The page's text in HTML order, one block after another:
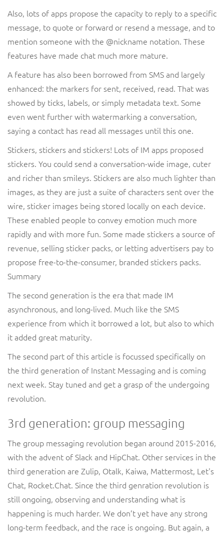
Also, lots of apps propose the capacity to reply to a specific
message, to quote or forward or resend a message, and to
mention someone with the @nickname notation. These
features have made chat much more mature.
A feature has also been borrowed from SMS and largely
enhanced: the markers for sent, received, read. That was
showed by ticks, labels, or simply metadata text. Some
even went further with watermarking a conversation,
saying a contact has read all messages until this one.
Stickers, stickers and stickers! Lots of IM apps proposed
stickers. You could send a conversation-wide image, cuter
and richer than smileys. Stickers are also much lighter than
images, as they are just a suite of characters sent over the
wire, sticker images being stored locally on each device.
These enabled people to convey emotion much more
rapidly and with more fun. Some made stickers a source of
revenue, selling sticker packs, or letting advertisers pay to
propose free-to-the-consumer, branded stickers packs.
Summary
The second generation is the era that made IM
asynchronous, and long-lived. Much like the SMS
experience from which it borrowed a lot, but also to which
it added great maturity.
The second part of this article is focussed specifically on
the third generation of Instant Messaging and is coming
next week. Stay tuned and get a grasp of the undergoing
revolution.
3rd generation: group messaging
The group messaging revolution began around 2015-2016,
with the advent of Slack and HipChat. Other services in the
third generation are Zulip, Otalk, Kaiwa, Mattermost, Let's
Chat, Rocket.Chat. Since the third genration revolution is
still ongoing, observing and understanding what is
happening is much harder. We don’t yet have any strong
long-term feedback, and the race is ongoing. But again, a